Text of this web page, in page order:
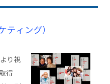
ティング）
り視
得